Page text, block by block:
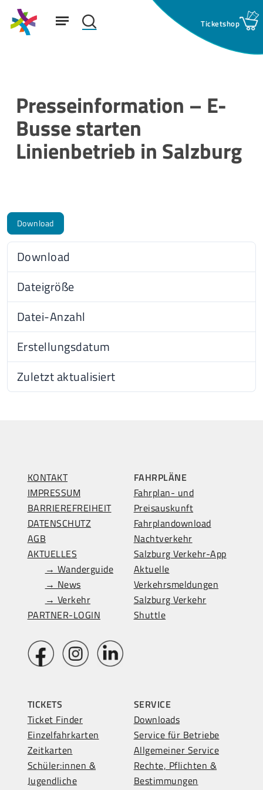
Skip
mainSuchfeld: search
Menu
Presseinformation – E-
Busse starten
Linienbetrieb in Salzburg
Download
Download
Dateigröße
Datei-Anzahl
Erstellungsdatum
Zuletzt aktualisiert
KONTAKT
IMPRESSUM
BARRIEREFREIHEIT
DATENSCHUTZ
AGB
AKTUELLES
→ Wanderguide
→ News
→ Verkehr
PARTNER-LOGIN
FAHRPLÄNE
Fahrplan- und
Preisauskunft
Fahrplandownload
Nachtverkehr
Salzburg Verkehr-App
Aktuelle
Verkehrsmeldungen
Salzburg Verkehr
Shuttle
TICKETS
Ticket Finder
Einzelfahrkarten
Zeitkarten
Schüler:innen &
Jugendliche
SERVICE
Downloads
Service für Betriebe
Allgemeiner Service
Rechte, Pflichten &
Bestimmungen